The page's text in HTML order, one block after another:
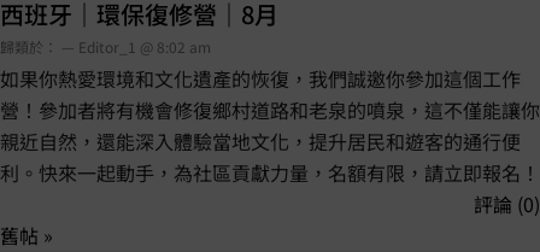
西班牙｜環保復修營｜8月
歸類於： — Editor_1 @ 8:02 am
如果你熱愛環境和文化遺產的恢復，我們誠邀你參加這個工作
營！參加者將有機會修復鄉村道路和老泉的噴泉，這不僅能讓你
親近自然，還能深入體驗當地文化，提升居民和遊客的通行便
利。快來一起動手，為社區貢獻力量，名額有限，請立即報名！
評論 (0)
舊帖 »